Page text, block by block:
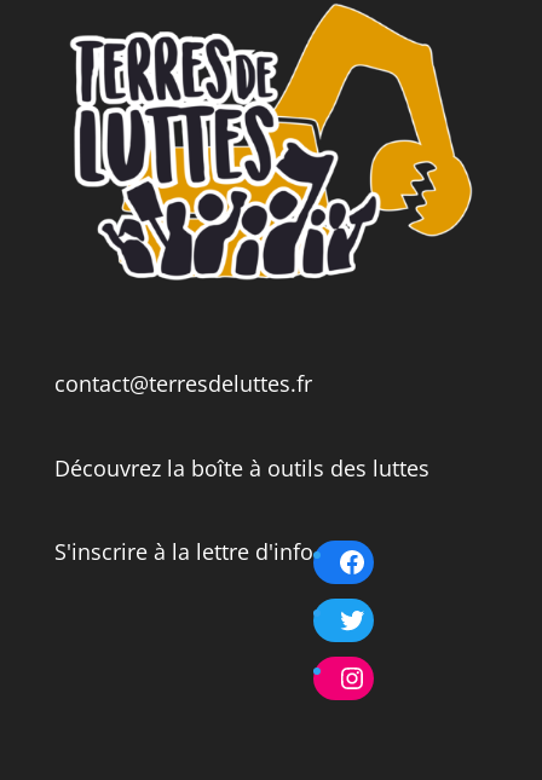
contact@terresdeluttes.fr
Découvrez la boîte à outils des luttes
S'inscrire à la lettre d'info
Facebook
Twitter
Instagram